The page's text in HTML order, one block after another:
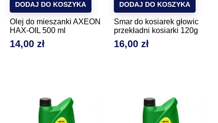
Olej do mieszanki AXEON
HAX-OIL 500 ml
Cena
14,00 zł
DODAJ DO KOSZYKA
Smar do kosiarek głowic
przekładni kosiarki 120g
Cena
16,00 zł
DODAJ DO KOSZYKA